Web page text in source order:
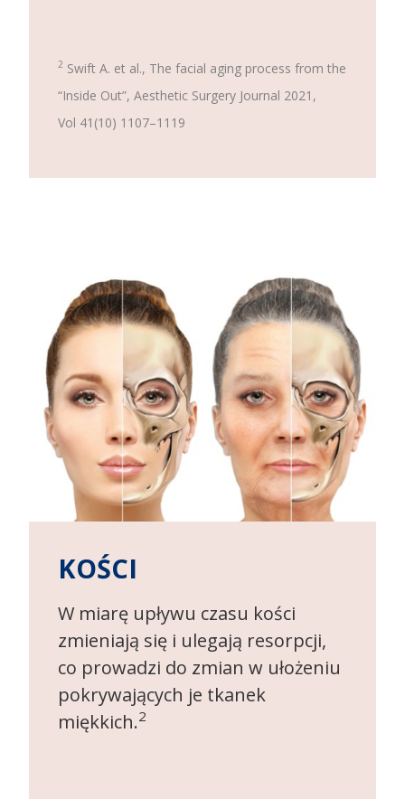
2 Swift A. et al., The facial aging process from the
“Inside Out”, Aesthetic Surgery Journal 2021,
Vol 41(10) 1107–1119
KOŚCI
W miarę upływu czasu kości
zmieniają się i ulegają resorpcji,
co prowadzi do zmian w ułożeniu
pokrywających je tkanek
miękkich.2